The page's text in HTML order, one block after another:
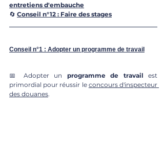
entretiens d'embauche
🔄 Conseil n°12 : Faire des stages
Conseil n°1 : Adopter un programme de travail
📅 Adopter un programme de travail est
primordial pour réussir le concours d'inspecteur
des douanes.